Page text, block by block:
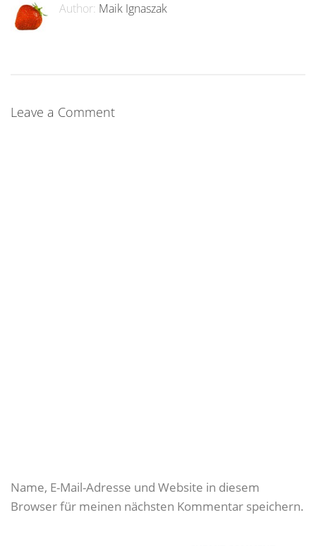
Author: Maik Ignaszak
Leave a Comment
Name, E-Mail-Adresse und Website in diesem
Browser für meinen nächsten Kommentar speichern.